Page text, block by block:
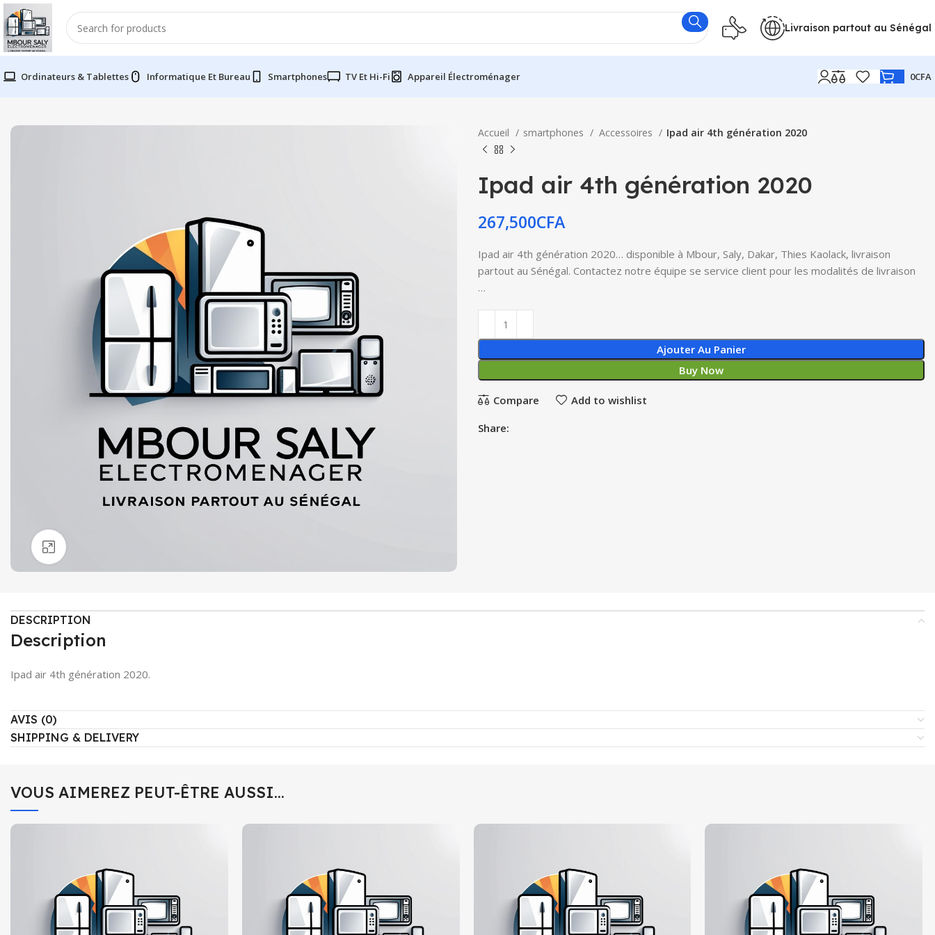
Livraison partout au Sénégal
Ordinateurs & Tablettes Informatique Et Bureau Smartphones TV Et Hi-Fi Appareil Électroménager 0CFA
Accueil smartphones Accessoires Ipad air 4th génération 2020
Ipad air 4th génération 2020
267,500CFA
Ipad air 4th génération 2020… disponible à Mbour, Saly, Dakar, Thies Kaolack, livraison
partout au Sénégal. Contactez notre équipe se service client pour les modalités de livraison
…
Ajouter Au Panier
Buy Now
Compare Add to wishlist
Share:
DESCRIPTION
Description
Ipad air 4th génération 2020.
AVIS (0)
SHIPPING & DELIVERY
VOUS AIMEREZ PEUT-ÊTRE AUSSI…